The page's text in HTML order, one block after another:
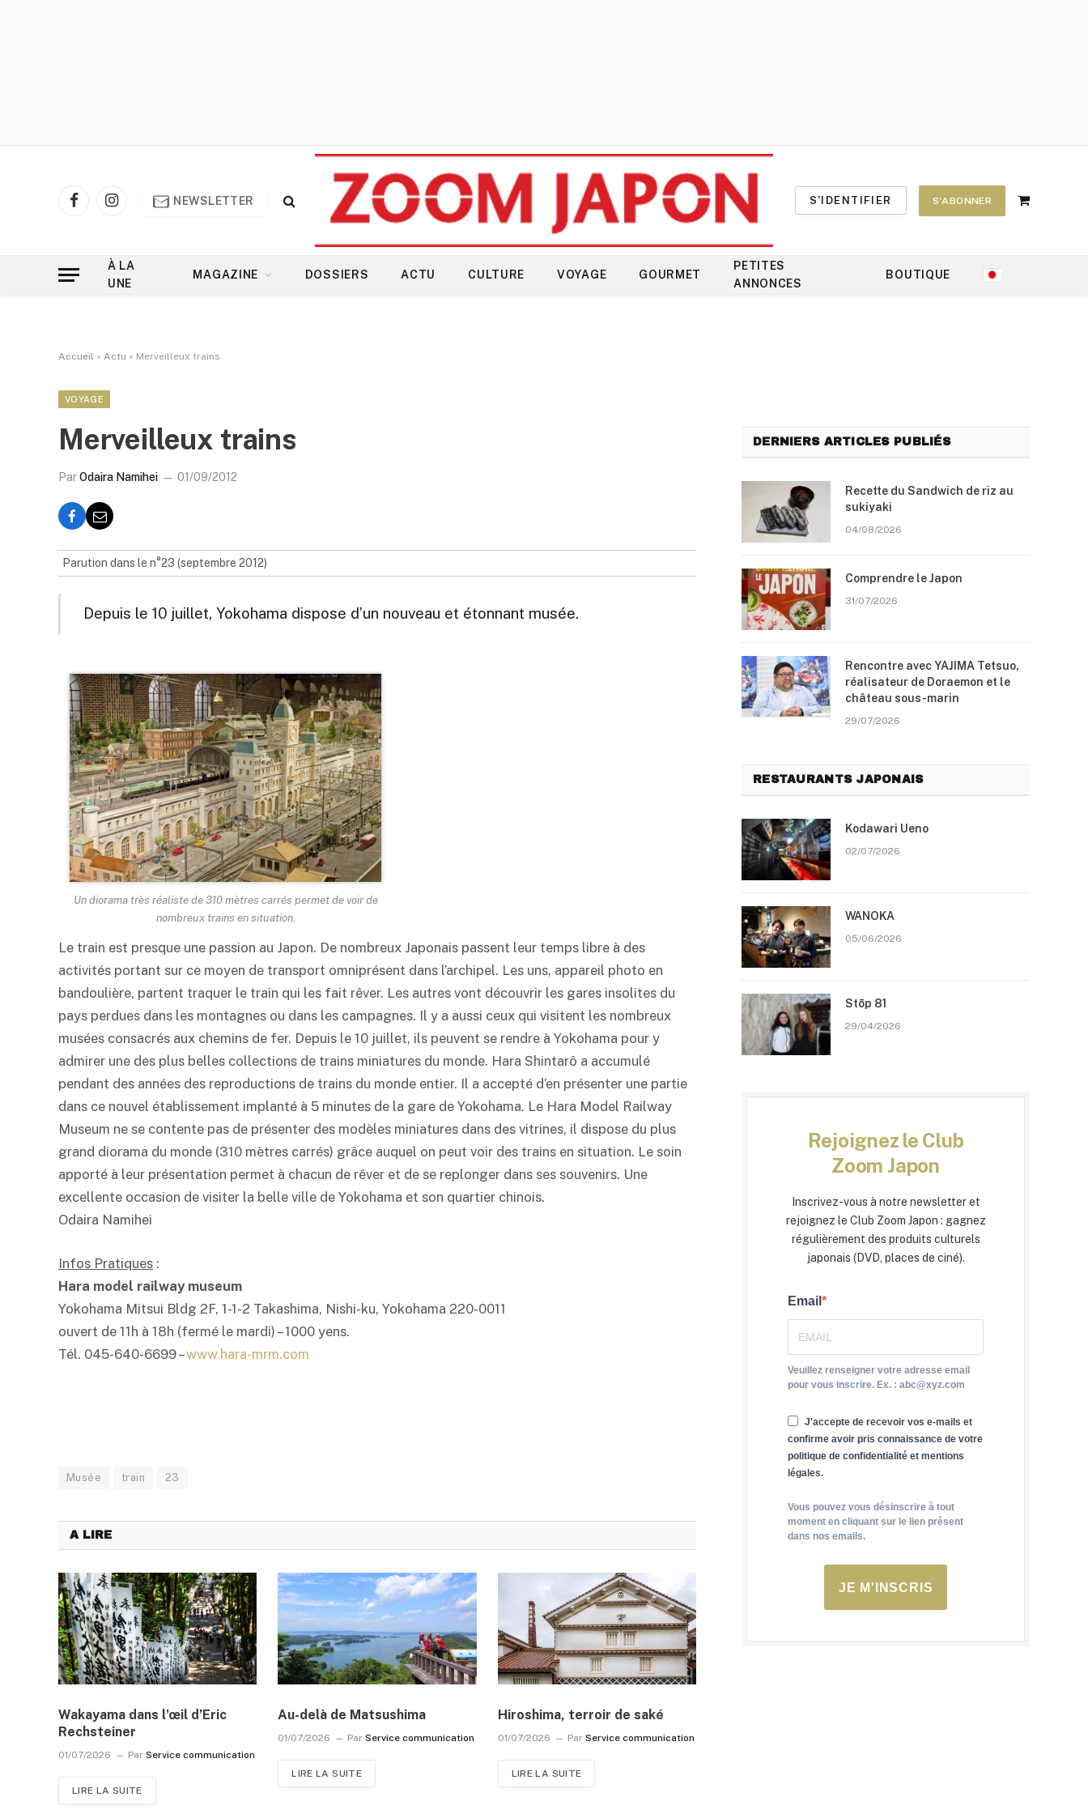
FacebookInstagram
NEWSLETTER S'IDENTIFIER S'ABONNER
Shopping
À LA
UNE
MAGAZINE DOSSIERS ACTU CULTURE VOYAGE GOURMET
PETITES
ANNONCES
BOUTIQUE
Accueil » Actu » Merveilleux trains
VOYAGE
Merveilleux trains
ParOdaira Namihei 01/09/2012
Parution dans le n°23 (septembre 2012)
Depuis le 10 juillet, Yokohama dispose d’un nouveau et étonnant musée.
Un diorama très réaliste de 310 mètres carrés permet de voir de
nombreux trains en situation.
Le train est presque une passion au Japon. De nombreux Japonais passent leur temps libre à des
activités portant sur ce moyen de transport omniprésent dans l’archipel. Les uns, appareil photo en
bandoulière, partent traquer le train qui les fait rêver. Les autres vont découvrir les gares insolites du
pays perdues dans les montagnes ou dans les campagnes. Il y a aussi ceux qui visitent les nombreux
musées consacrés aux chemins de fer. Depuis le 10 juillet, ils peuvent se rendre à Yokohama pour y
admirer une des plus belles collections de trains miniatures du monde. Hara Shintarô a accumulé
pendant des années des reproductions de trains du monde entier. Il a accepté d’en présenter une partie
dans ce nouvel établissement implanté à 5 minutes de la gare de Yokohama. Le Hara Model Railway
Museum ne se contente pas de présenter des modèles miniatures dans des vitrines, il dispose du plus
grand diorama du monde (310 mètres carrés) grâce auquel on peut voir des trains en situation. Le soin
apporté à leur présentation permet à chacun de rêver et de se replonger dans ses souvenirs. Une
excellente occasion de visiter la belle ville de Yokohama et son quartier chinois.
Odaira Namihei
Infos Pratiques :
Hara model railway museum
Yokohama Mitsui Bldg 2F, 1-1-2 Takashima, Nishi-ku, Yokohama 220-0011
ouvert de 11h à 18h (fermé le mardi) – 1000 yens.
Tél. 045-640-6699 –www.hara-mrm.com
Musée train 23
A LIRE
Wakayama dans l’œil d’Eric
Rechsteiner
01/07/2026 Par Service communication
LIRE LA SUITE
Au-delà de Matsushima
01/07/2026 Par Service communication
LIRE LA SUITE
Hiroshima, terroir de saké
01/07/2026 Par Service communication
LIRE LA SUITE
DERNIERS ARTICLES PUBLIÉS
Recette du Sandwich de riz au
sukiyaki
04/08/2026
Comprendre le Japon
31/07/2026
Rencontre avec YAJIMA Tetsuo,
réalisateur de Doraemon et le
château sous-marin
29/07/2026
RESTAURANTS JAPONAIS
Kodawari Ueno
02/07/2026
WANOKA
05/06/2026
Stōp 81
29/04/2026
Rejoignez le Club
Zoom Japon
Inscrivez-vous à notre newsletter et
rejoignez le Club Zoom Japon : gagnez
régulièrement des produits culturels
japonais (DVD, places de ciné).
Email
Veuillez renseigner votre adresse email
pour vous inscrire. Ex. : abc@xyz.com
J'accepte de recevoir vos e-mails et
confirme avoir pris connaissance de votre
politique de confidentialité et mentions
légales.
Vous pouvez vous désinscrire à tout
moment en cliquant sur le lien présent
dans nos emails.
JE M'INSCRIS